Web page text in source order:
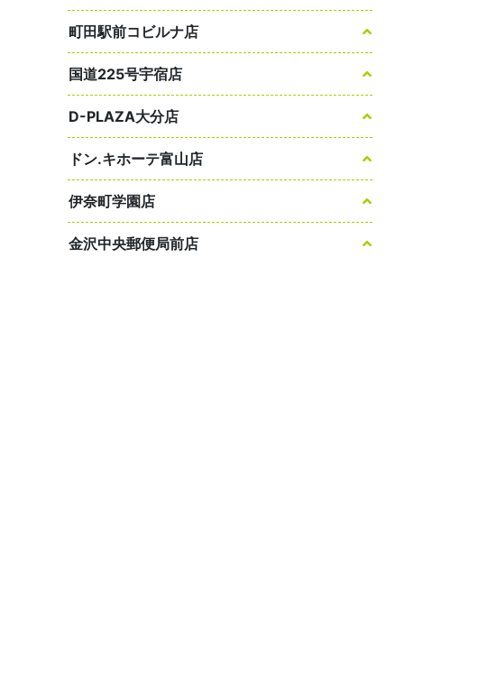
町田駅前コビルナ店
国道225号宇宿店
D-PLAZA大分店
ドン.キホーテ富山店
伊奈町学園店
金沢中央郵便局前店